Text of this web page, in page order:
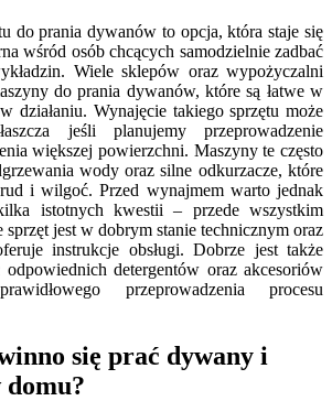
do prania dywanów to opcja, która staje się
wśród osób chcących samodzielnie zadbać
Wiele sklepów oraz wypożyczalni
do prania dywanów, które są łatwe w
działaniu. Wynajęcie takiego sprzętu może
jeśli planujemy przeprowadzenie
większej powierzchni. Maszyny te często
wody oraz silne odkurzacze, które
i wilgoć. Przed wynajmem warto jednak
istotnych kwestii – przede wszystkim
sprzęt jest w dobrym stanie technicznym oraz
instrukcje obsługi. Dobrze jest także
odpowiednich detergentów oraz akcesoriów
przeprowadzenia procesu
się prać dywany i
domu?